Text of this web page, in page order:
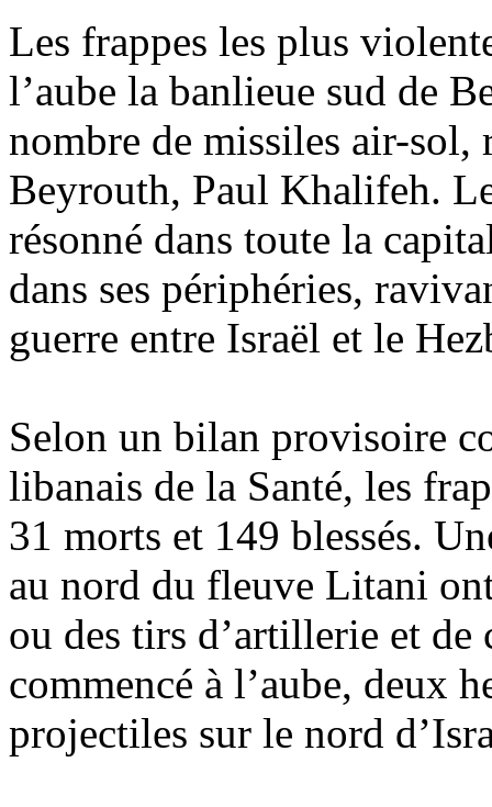
Les frappes les plus
l’aube la banlieue sud de
nombre de missiles air-sol,
Beyrouth, Paul Khalifeh.
résonné dans toute la
dans ses périphéries,
guerre entre Israël et le
Selon un bilan provisoire
libanais de la Santé, les
31 morts et 149 blessés.
au nord du fleuve Litani
ou des tirs d’artillerie et de
commencé à l’aube, deux
projectiles sur le nord